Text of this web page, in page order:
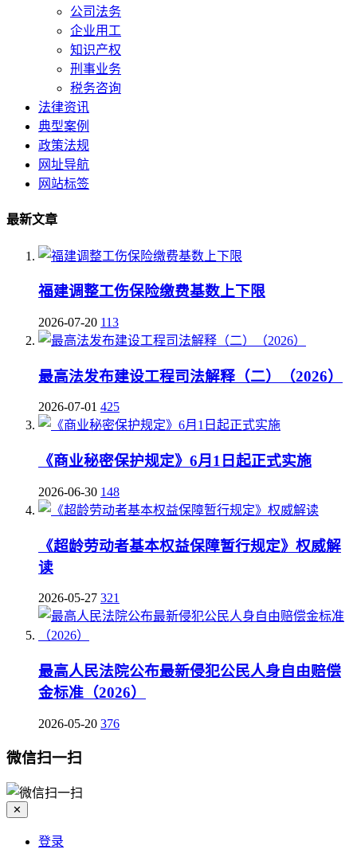
公司法务
企业用工
知识产权
刑事业务
税务咨询
法律资讯
典型案例
政策法规
网址导航
网站标签
最新文章
福建调整工伤保险缴费基数上下限
2026-07-20 113
最高法发布建设工程司法解释（二）（2026）
2026-07-01 425
《商业秘密保护规定》6月1日起正式实施
2026-06-30 148
《超龄劳动者基本权益保障暂行规定》权威解
读
2026-05-27 321
最高人民法院公布最新侵犯公民人身自由赔偿
金标准（2026）
2026-05-20 376
微信扫一扫
✕
登录